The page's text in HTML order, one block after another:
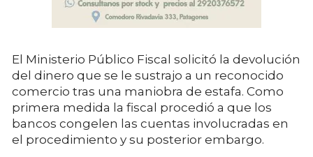
El Ministerio Público Fiscal solicitó la devolución
del dinero que se le sustrajo a un reconocido
comercio tras una maniobra de estafa. Como
primera medida la fiscal procedió a que los
bancos congelen las cuentas involucradas en
el procedimiento y su posterior embargo.